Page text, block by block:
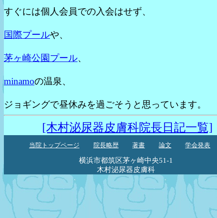
すぐには個人会員での入会はせず、
国際プールや、
茅ヶ崎公園プール、
minamoの温泉、
ジョギングで昼休みを過ごそうと思っています。
[木村泌尿器皮膚科院長日記一覧]
当院トップページ 院長略歴 著書 論文 学会発表
横浜市都筑区茅ヶ崎中央51-1
木村泌尿器皮膚科